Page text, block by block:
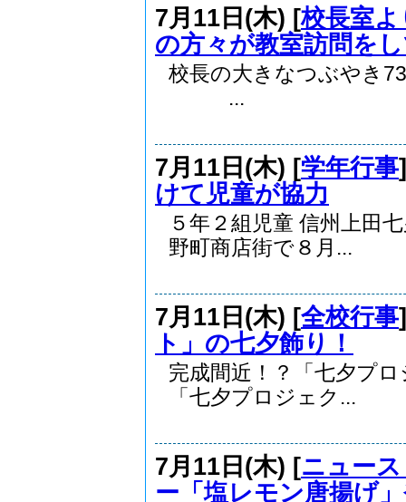
7月11日(木) [校長室よ
の方々が教室訪問を
校長の大きなつぶやき
...
7月11日(木) [学年行事
けて児童が協力
５年２組児童 信州上
野町商店街で８月...
7月11日(木) [全校行事
ト」の七夕飾り！
完成間近！？「七
「七夕プロジェク...
7月11日(木) [ニュー
ー「塩レモン唐揚げ